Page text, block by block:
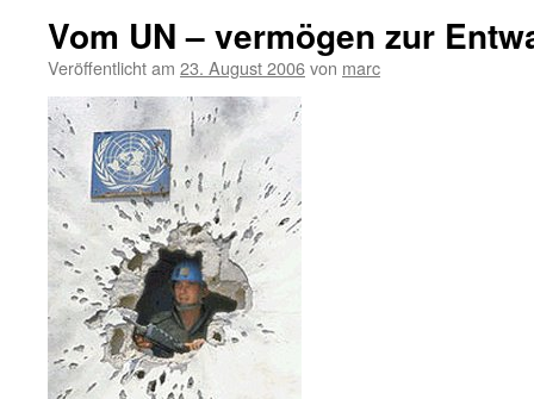
Vom UN – vermögen zur
Veröffentlicht am 23. August 2006von marc